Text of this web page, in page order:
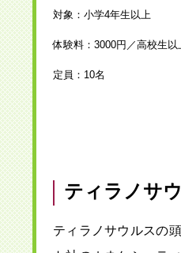
対象：小学4年生以上
体験料：3000円／高校生以
定員：10名
ティラノサ
ティラノサウルスの